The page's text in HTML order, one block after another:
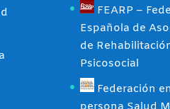
FEARP –
Española de
de
Psicosocial
Federación